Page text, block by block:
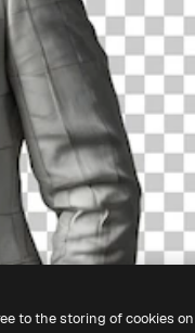
il generatore di immagini IA.
to the storing of cookies